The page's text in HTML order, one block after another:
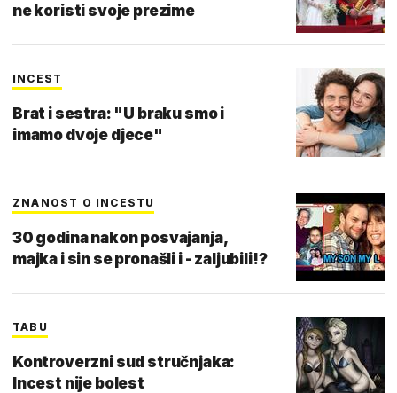
ne koristi svoje prezime
INCEST
Brat i sestra: "U braku smo i
imamo dvoje djece"
ZNANOST O INCESTU
30 godina nakon posvajanja,
majka i sin se pronašli i - zaljubili!?
TABU
Kontroverzni sud stručnjaka:
Incest nije bolest